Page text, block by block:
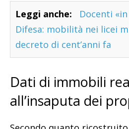
Leggi anche:
Docenti
Difesa: mobilità nei licei
decreto di cent’anni fa
Dati di immobili
all’insaputa dei